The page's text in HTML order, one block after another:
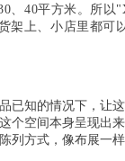
、40平方米。所以"
架上、小店里都可
已知的情况下，让
个空间本身呈现出
列方式，像布展一